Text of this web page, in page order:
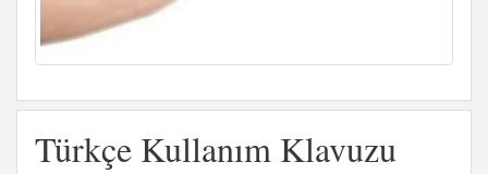
Türkçe Kullanım Klavuzu